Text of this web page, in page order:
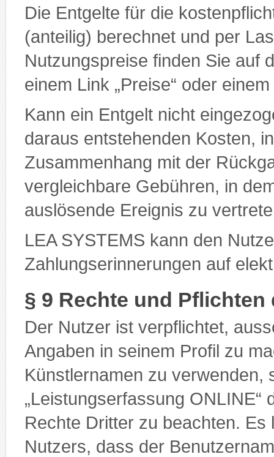
Die Entgelte für die
(anteilig) berechnet und per
Nutzungspreise finden Sie auf
einem Link „Preise“ oder
Kann ein Entgelt nicht
daraus entstehenden Kosten,
Zusammenhang mit der
vergleichbare Gebühren, in
auslösende Ereignis zu
LEA SYSTEMS kann den
Zahlungserinnerungen auf
§ 9 Rechte und Pflichten
Der Nutzer ist verpflichtet,
Angaben in seinem Profil zu
Künstlernamen zu verwenden,
„Leistungserfassung
Rechte Dritter zu beachten.
Nutzers, dass der